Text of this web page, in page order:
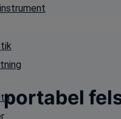
portabel